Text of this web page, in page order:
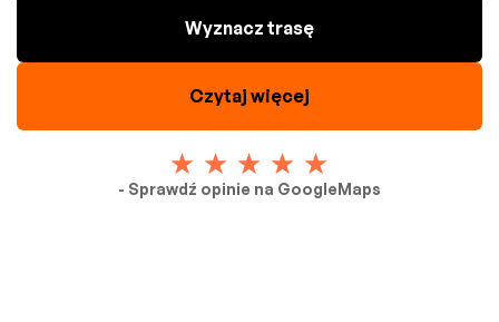
Wyznacz trasę
Czytaj więcej
- Sprawdź opinie na GoogleMaps